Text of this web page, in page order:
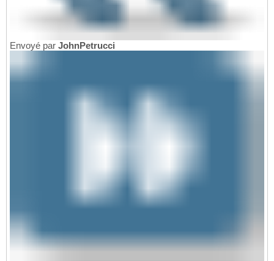
Envoyé par JohnPetrucci